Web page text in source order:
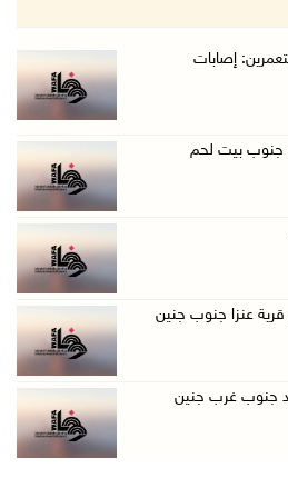
أبو الحمص يدع ...
التحالف البحري ا ...
واعتقاله إثر هجوم ل ...
المشترك بين ...
الوطني تناقش التر ...
إصابات
جنوب بيت لحم
عنزا جنوب جنين
جنوب غرب جنين